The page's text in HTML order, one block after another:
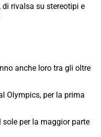
rivalsa su stereotipi e
anche loro tra gli oltre
Olympics, per la prima
per la maggior parte